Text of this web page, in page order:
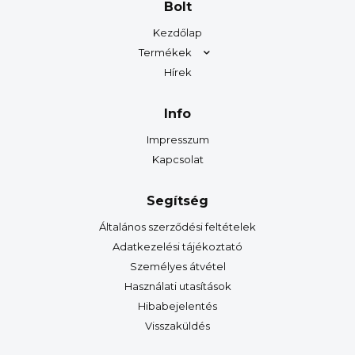
Bolt
Kezdőlap
Termékek
Hírek
Info
Impresszum
Kapcsolat
Segítség
Általános szerződési feltételek
Adatkezelési tájékoztató
Személyes átvétel
Használati utasítások
Hibabejelentés
Visszaküldés